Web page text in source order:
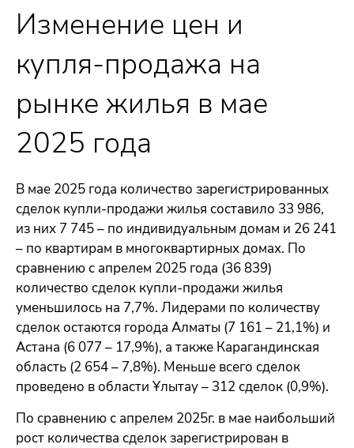
Изменение цен и
купля-продажа на
рынке жилья в мае
2025 года
В мае 2025 года количество зарегистрированных
сделок купли-продажи жилья составило 33 986,
из них 7 745 – по индивидуальным домам и 26 241
– по квартирам в многоквартирных домах. По
сравнению с апрелем 2025 года (36 839)
количество сделок купли-продажи жилья
уменьшилось на 7,7%. Лидерами по количеству
сделок остаются города Алматы (7 161 – 21,1%) и
Астана (6 077 – 17,9%), а также Карагандинская
область (2 654 – 7,8%). Меньше всего сделок
проведено в области Ұлытау – 312 сделок (0,9%).
По сравнению с апрелем 2025г. в мае наибольший
рост количества сделок зарегистрирован в